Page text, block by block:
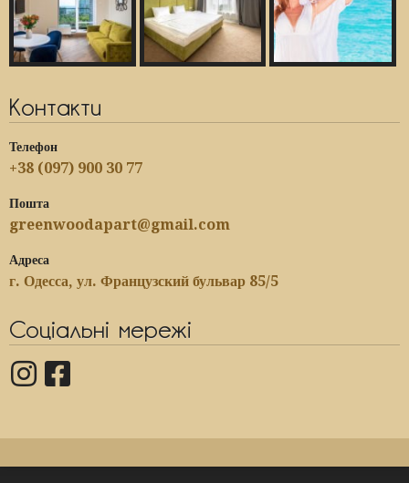
Контакти
Телефон
+38 (097) 900 30 77
Пошта
greenwoodapart@gmail.com
Адреса
г. Одесса, ул. Французский бульвар 85/5
Соціальні мережі